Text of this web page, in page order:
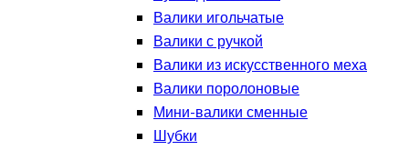
Валики игольчатые
Валики с ручкой
Валики из искусственного меха
Валики поролоновые
Мини-валики сменные
Шубки